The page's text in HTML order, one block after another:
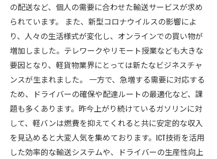
の配送など、個人の需要に合わせた輸送サービスが求め
られています。 また、新型コロナウイルスの影響によ
り、人々の生活様式が変化し、オンラインでの買い物が
増加しました。テレワークやリモート授業なども大きな
要因となり、軽貨物業界にとっては新たなビジネスチャ
ンスが生まれました。 一方で、急増する需要に対応する
ため、ドライバーの確保や配達ルートの最適化など、課
題も多くあります。昨今上がり続けているガソリンに対
して、軽バンは燃費を抑えてくれると共に安定的な収入
を見込めると大変人気を集めております。ICT技術を活用
した効率的な輸送システムや、ドライバーの生産性向上